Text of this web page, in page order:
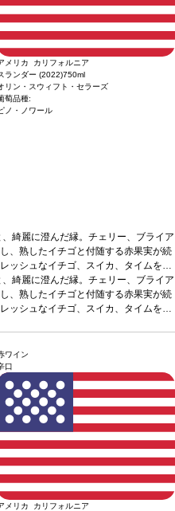
メリカ カリフォルニア
ランダー (2022)750ml
リン・スウィフト・セラーズ
萄品種:
ノ・ノワール
綺麗に澄んだ縁。チェリー、ブライア
、熟したイチゴと付随する赤果実が続
ッシュなイチゴ、スイカ、タイムを含
効いていて、微かにブルー系果実の爽
、マッシュルームリゾットなどと好相
が在庫切れの場合、在庫があり価格が
更されます、ご了承ください。
綺麗に澄んだ縁。チェリー、ブライア
、熟したイチゴと付随する赤果実が続
ッシュなイチゴ、スイカ、タイムを含
更されます、ご了承ください。
ワイン
口
メリカ カリフォルニア